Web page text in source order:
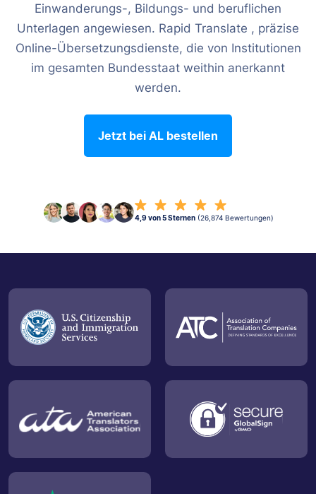
Einwanderungs-, Bildungs- und beruflichen
Unterlagen angewiesen. Rapid Translate , präzise
Online-Übersetzungsdienste, die von Institutionen
im gesamten Bundesstaat weithin anerkannt
werden.
Jetzt bei AL bestellen
4,9 von 5 Sternen (26,874 Bewertungen)